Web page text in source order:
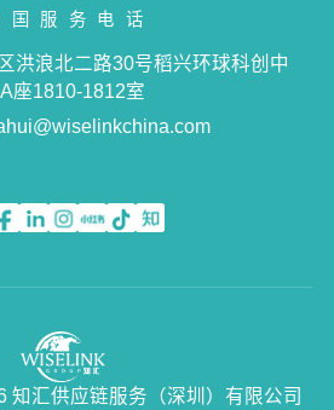
国服务电话
洪浪北二路30号稻兴环球科创中
座1810-1812室
知汇供应链服务（深圳）有限公司